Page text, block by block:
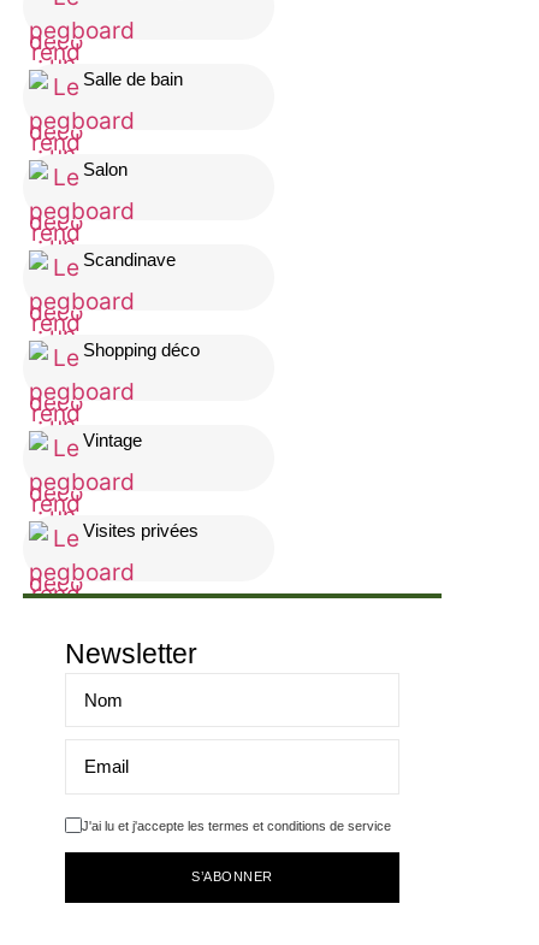
Salle de bain
Salon
Scandinave
Shopping déco
Vintage
Visites privées
Newsletter
J'ai lu et j'accepte les termes et conditions de service
S’ABONNER